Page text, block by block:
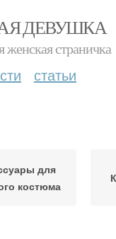
ДЕВУШКА
женская страничка
статьи
для
костюма